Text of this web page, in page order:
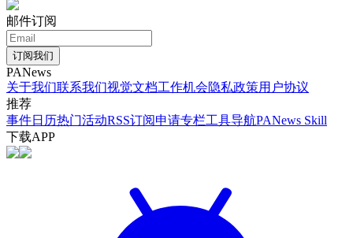
邮件订阅
订阅我们
PANews
关于我们联系我们视觉文档工作机会隐私政策用户协议
推荐
事件日历热门活动RSS订阅申请专栏工具导航PANews Skill
下载APP